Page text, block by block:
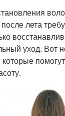
лета
уход. Вот